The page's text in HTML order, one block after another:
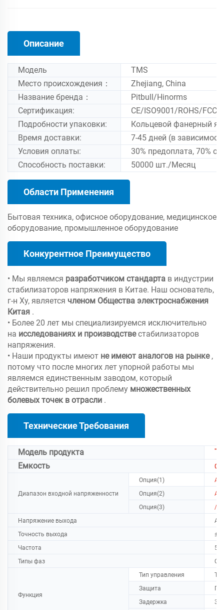
Описание
Модель
TMS
Место происхождения：
Zhejiang, China
Название бренда：
Pitbull/Hinorms
Сертификация:
CE/ISO9001/ROHS/FCC
Подробности упаковки:
Кольцевой фанерный
Время доставки:
7-45 дней (в
Условия оплаты:
30% предоплата, 70%
Способность поставки:
50000 шт./Месяц
Области Применения
Бытовая техника, офисное оборудование, медицинское
оборудование, промышленное оборудование
Конкурентное Преимущество
• Мы являемся разработчиком стандарта в индустрии
стабилизаторов напряжения в Китае. Наш основатель,
г-н Ху, является членом Общества электроснабжения
Китая .
• Более 20 лет мы специализируемся исключительно
на исследованиях и производствестабилизаторов
напряжения.
• Наши продукты имеют не имеют аналогов на рынке ,
потому что после многих лет упорной работы мы
являемся единственным заводом, который
действительно решил проблему множественных
болевых точек в отрасли .
Технические Требования
Модель продукта
Емкость
Диапазон входной напряженности
Опция(1)
AC
Опция(2)
AC
Опция(3)
/
Напряжение выхода
AC
Точность выхода
Частота
Типы фаз
Функция
Тип управления
Защита
Задержка
3-